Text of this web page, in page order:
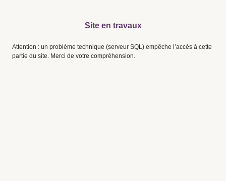
Site en travaux
Attention : un problème technique (serveur SQL) empêche l’accès à cette
partie du site. Merci de votre compréhension.